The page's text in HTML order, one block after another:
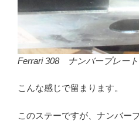
Ferrari 308 ナンバープレー
こんな感じで留まります。
このステーですが、ナンバー